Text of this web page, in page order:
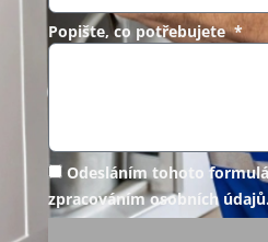
Popište, co potřebujete *
Odesláním tohoto
zpracováním osobních